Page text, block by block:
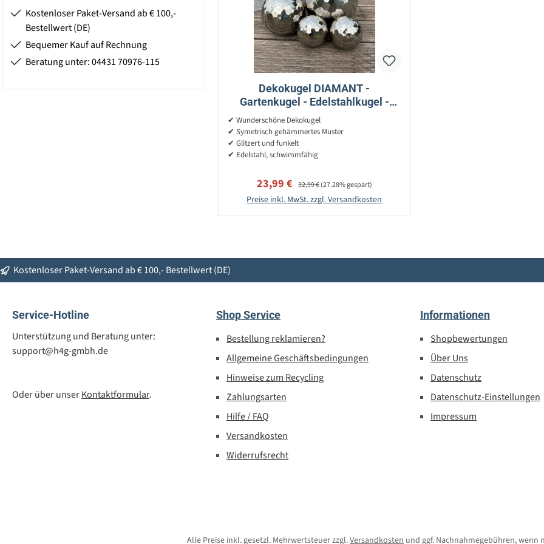
Kostenloser Paket-Versand ab € 100,-
Bestellwert (DE)
Bequemer Kauf auf Rechnung
Beratung unter: 04431 70976-115
Dekokugel DIAMANT -
Gartenkugel - Edelstahlkugel -
poliert - D: 25cm - auch als
Schwimmkugel
✔ Wunderschöne Dekokugel
✔ Symetrisch gehämmertes Muster
✔ Glitzert und funkelt
✔ Edelstahl, schwimmfähig
Verkaufspreis:
23,99 € Regulärer Preis:
32,99 €(27.28% gespart)
Preise inkl. MwSt. zzgl. Versandkosten
Kostenloser Paket-Versand ab € 100,- Bestellwert (DE)
Service-Hotline
Unterstützung und Beratung unter:
support@h4g-gmbh.de
Oder über unserKontaktformular.
Shop Service
Bestellung reklamieren?
Allgemeine Geschäftsbedingungen
Hinweise zum Recycling
Zahlungsarten
Hilfe / FAQ
Versandkosten
Widerrufsrecht
Informationen
Shopbewertungen
Über Uns
Datenschutz
Datenschutz-Einstellungen
Impressum
Alle Preise inkl. gesetzl. Mehrwertsteuer zzgl.Versandkosten und ggf. Nachnahmegebühren, wenn